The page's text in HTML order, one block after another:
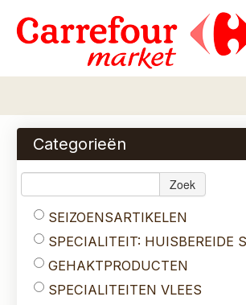
Bestellen
Assortiment
Login
Contact
Categorieën
Zoek
SEIZOENSARTIKELEN
SPECIALITEIT: HUISBEREIDE
GEHAKTPRODUCTEN
SPECIALITEITEN VLEES